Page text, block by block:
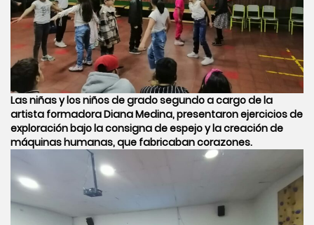
Las niñas y los niños de grado segundo a cargo de la
artista formadora Diana Medina, presentaron ejercicios de
exploración bajo la consigna de espejo y la creación de
máquinas humanas, que fabricaban corazones.